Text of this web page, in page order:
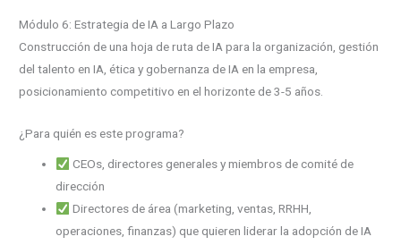
Módulo 6: Estrategia de IA a Largo Plazo
Construcción de una hoja de ruta de IA para la organización, gestión
del talento en IA, ética y gobernanza de IA en la empresa,
posicionamiento competitivo en el horizonte de 3-5 años.
¿Para quién es este programa?
CEOs, directores generales y miembros de comité de
dirección
Directores de área (marketing, ventas, RRHH,
operaciones, finanzas) que quieren liderar la adopción de IA